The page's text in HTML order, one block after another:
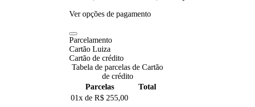
Ver opções de pagamento
Parcelamento
Cartão Luiza
Cartão de crédito
Tabela de parcelas de Cartão
de crédito
Parcelas
Total
01x de R$ 255,00